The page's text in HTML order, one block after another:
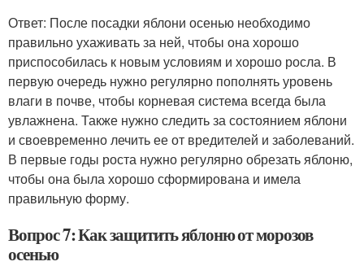
Ответ: После посадки яблони осенью необходимо
правильно ухаживать за ней, чтобы она хорошо
приспособилась к новым условиям и хорошо росла. В
первую очередь нужно регулярно пополнять уровень
влаги в почве, чтобы корневая система всегда была
увлажнена. Также нужно следить за состоянием яблони
и своевременно лечить ее от вредителей и заболеваний.
В первые годы роста нужно регулярно обрезать яблоню,
чтобы она была хорошо сформирована и имела
правильную форму.
Вопрос 7: Как защитить яблоню от морозов
осенью